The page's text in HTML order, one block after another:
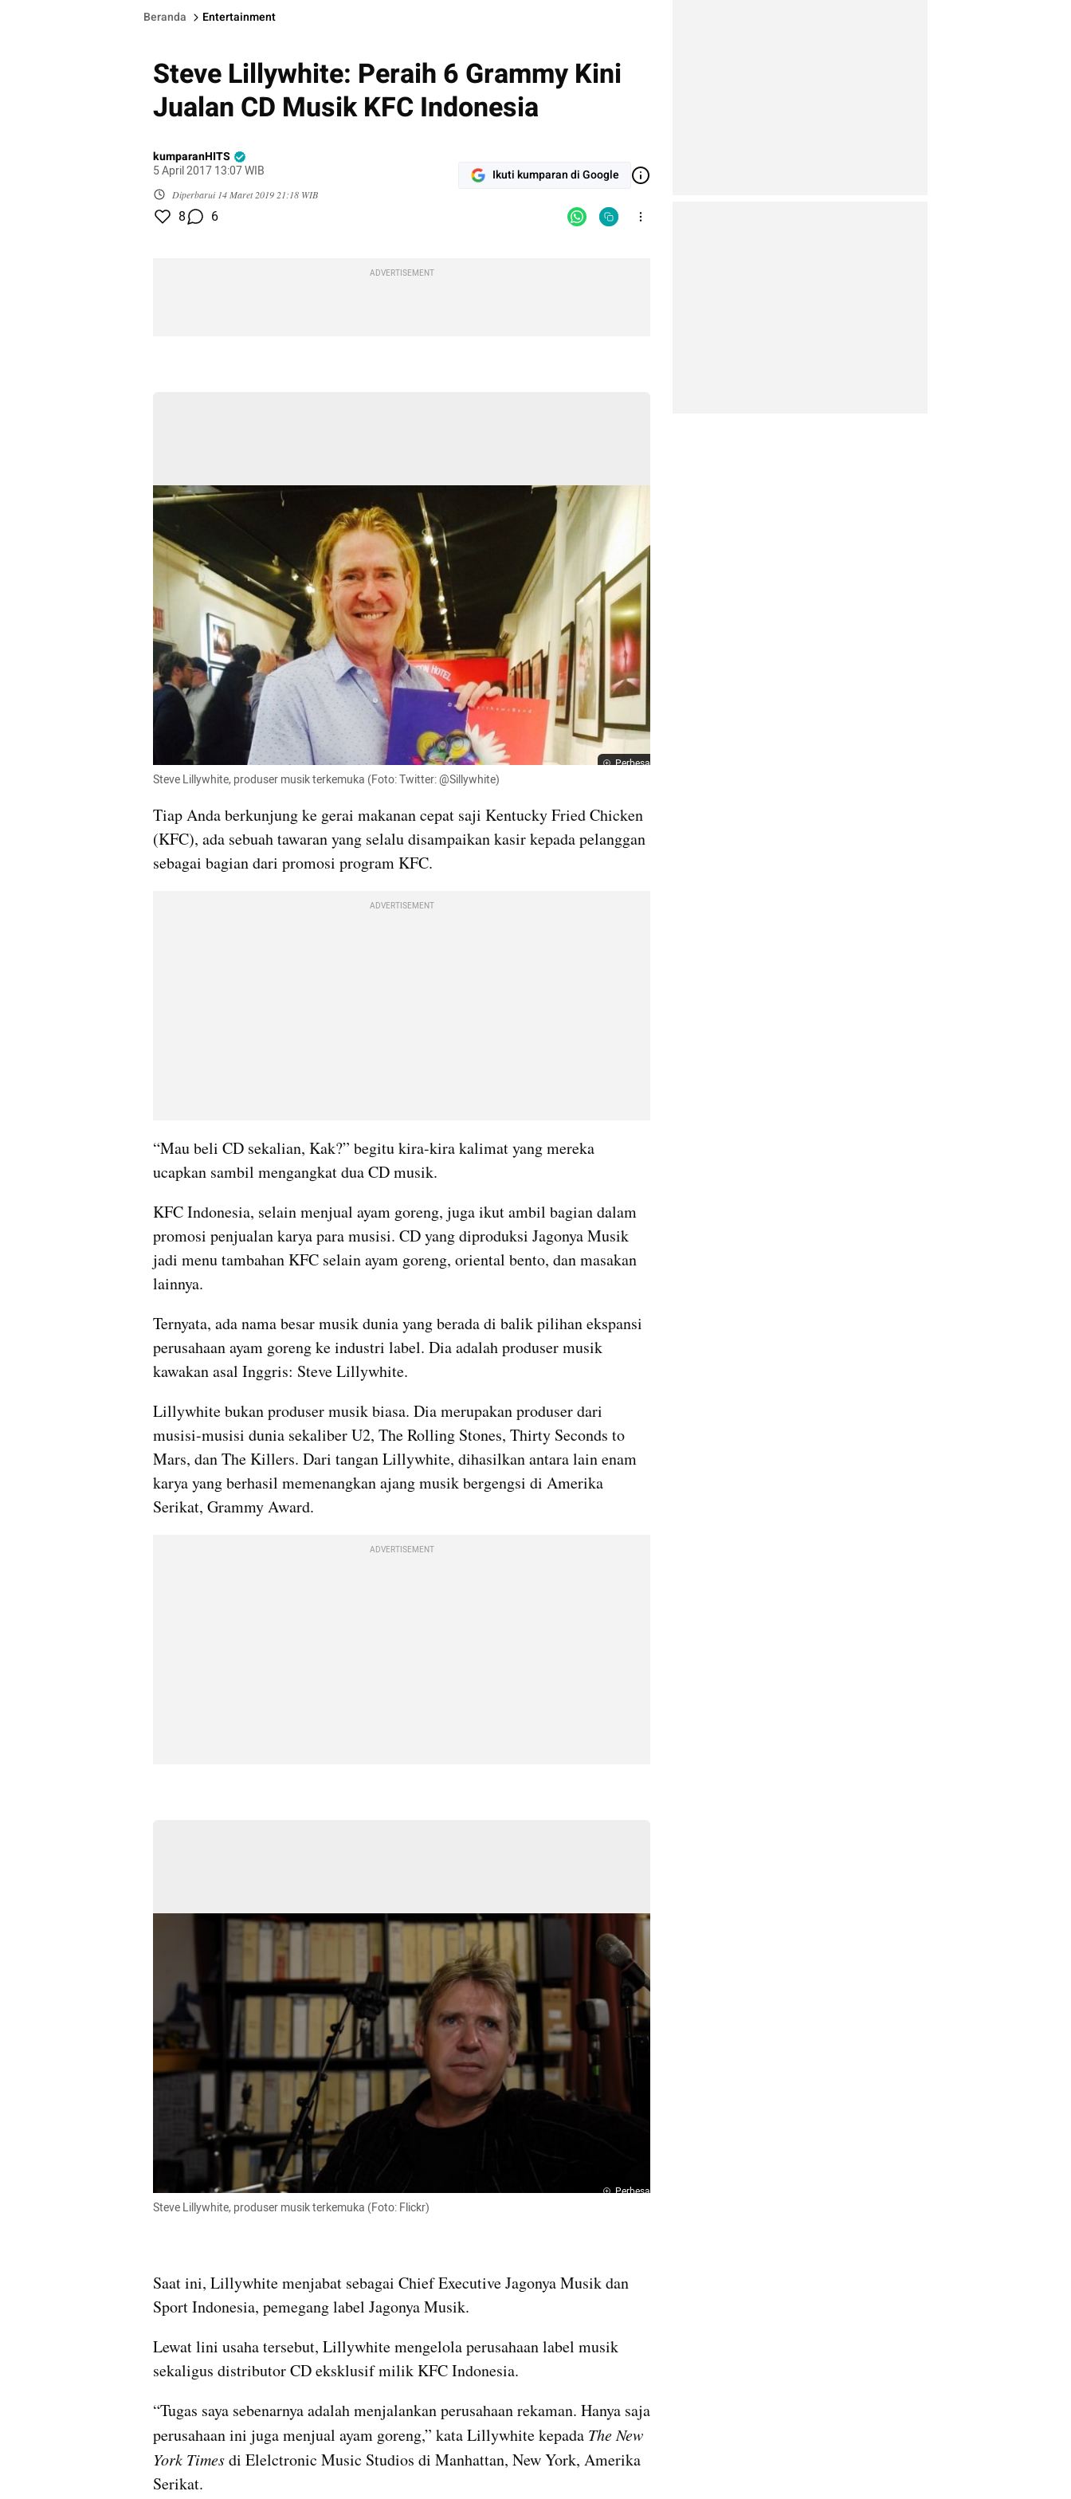
Beranda Entertainment
Steve Lillywhite: Peraih 6 Grammy Kini
Jualan CD Musik KFC Indonesia
kumparanHITS
5 April 2017 13:07 WIB
Diperbarui 14 Maret 2019 21:18 WIB
Ikuti kumparan di Google
8 6
ADVERTISEMENT
Perbesar
Steve Lillywhite, produser musik terkemuka (Foto: Twitter: @Sillywhite)
Tiap Anda berkunjung ke gerai makanan cepat saji Kentucky Fried Chicken
(KFC), ada sebuah tawaran yang selalu disampaikan kasir kepada pelanggan
sebagai bagian dari promosi program KFC.
ADVERTISEMENT
“Mau beli CD sekalian, Kak?” begitu kira-kira kalimat yang mereka
ucapkan sambil mengangkat dua CD musik.
KFC Indonesia, selain menjual ayam goreng, juga ikut ambil bagian dalam
promosi penjualan karya para musisi. CD yang diproduksi Jagonya Musik
jadi menu tambahan KFC selain ayam goreng, oriental bento, dan masakan
lainnya.
Ternyata, ada nama besar musik dunia yang berada di balik pilihan ekspansi
perusahaan ayam goreng ke industri label. Dia adalah produser musik
kawakan asal Inggris: Steve Lillywhite.
Lillywhite bukan produser musik biasa. Dia merupakan produser dari
musisi-musisi dunia sekaliber U2, The Rolling Stones, Thirty Seconds to
Mars, dan The Killers. Dari tangan Lillywhite, dihasilkan antara lain enam
karya yang berhasil memenangkan ajang musik bergengsi di Amerika
Serikat, Grammy Award.
ADVERTISEMENT
Perbesar
Steve Lillywhite, produser musik terkemuka (Foto: Flickr)
Saat ini, Lillywhite menjabat sebagai Chief Executive Jagonya Musik dan
Sport Indonesia, pemegang label Jagonya Musik.
Lewat lini usaha tersebut, Lillywhite mengelola perusahaan label musik
sekaligus distributor CD eksklusif milik KFC Indonesia.
“Tugas saya sebenarnya adalah menjalankan perusahaan rekaman. Hanya saja
perusahaan ini juga menjual ayam goreng,” kata Lillywhite kepada The New
York Times di Elelctronic Music Studios di Manhattan, New York, Amerika
Serikat.